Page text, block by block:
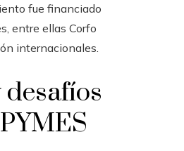
fue financiado
entre ellas Corfo
internacionales.